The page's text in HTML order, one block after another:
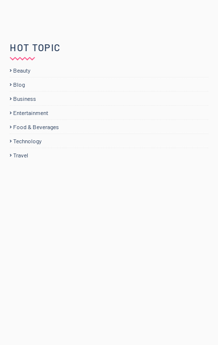
HOT TOPIC
Beauty
Blog
Business
Entertainment
Food & Beverages
Technology
Travel